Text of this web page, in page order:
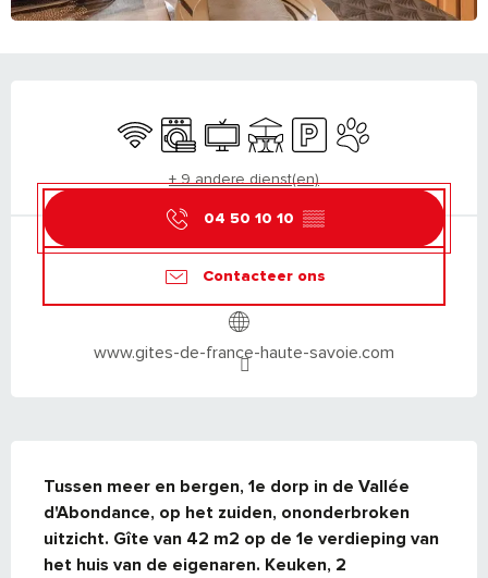
Wifi Wasmachine
TelevisieTerras ParkeerplaatsDieren toegelaten
+ 9 andere dienst(en)
04 50 10 10 ▒▒
Contacteer ons
www.gites-de-france-haute-savoie.com
Tussen meer en bergen, 1e dorp in de Vallée
d'Abondance, op het zuiden, ononderbroken
uitzicht. Gîte van 42 m2 op de 1e verdieping van
het huis van de eigenaren. Keuken, 2